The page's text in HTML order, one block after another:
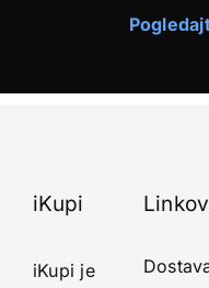
iKupi
iKupi je